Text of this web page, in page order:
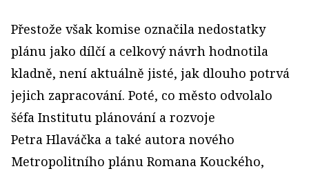
Přestože však komise označila nedostatky
plánu jako dílčí a celkový návrh hodnotila
kladně, není aktuálně jisté, jak dlouho potrvá
jejich zapracování. Poté, co město odvolalo
šéfa Institutu plánování a rozvoje
Petra Hlaváčka a také autora nového
Metropolitního plánu Romana Kouckého,